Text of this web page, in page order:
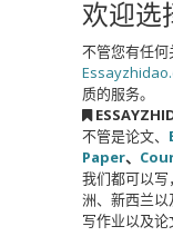
欢迎选
不管您有任
质的服务。
不管是论文、
Paper、
我们都可以
洲、新西兰
写作业以及论